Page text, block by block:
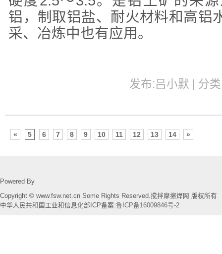
铝，制取铝盐、耐火材料和高铝
采、冶炼中也有应用。
发布:吕小默 | 分
« 5 6 7 8 9 10 11 12 13 14 »
Powered By
Copyright © www.fsw.net.cn Some Rights Reserved.搅拌摩擦焊网 版权所有
中华人民共和国工业和信息化部ICP备案:鲁ICP备16009846号-2